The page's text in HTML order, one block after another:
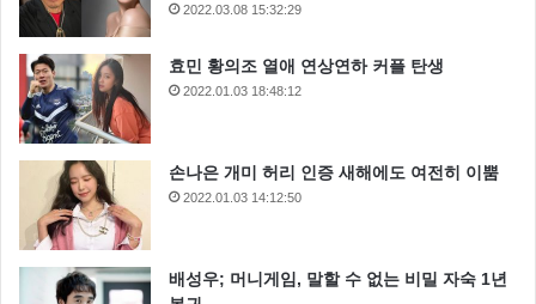
2022.03.08 15:32:29
효민 황의조 열애 연상연하 커플 탄생
2022.01.03 18:48:12
손나은 개미 허리 인증 새해에도 여전히 이뿜
2022.01.03 14:12:50
배성우; 머니게임, 말할 수 없는 비밀 자숙 1년